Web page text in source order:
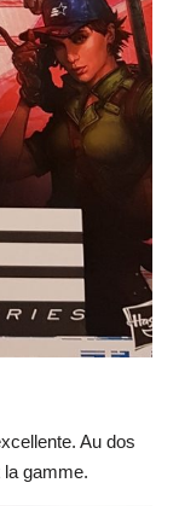
Au dos
gamme.